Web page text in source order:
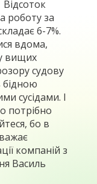
Відсоток
роботу за
6-7%.
вдома,
вищих
судову
бідною
сусідами. І
потрібно
бо в
компаній з
Василь